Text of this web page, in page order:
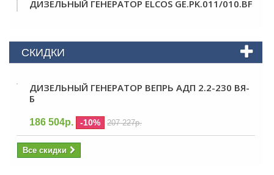
ДИЗЕЛЬНЫЙ ГЕНЕРАТОР ELCOS GE.PK.011/010.BF
СКИДКИ
ДИЗЕЛЬНЫЙ ГЕНЕРАТОР ВЕПРЬ АДП 2.2-230 ВЯ-
Б
186 504р. -10% 207 227р.
Все скидки